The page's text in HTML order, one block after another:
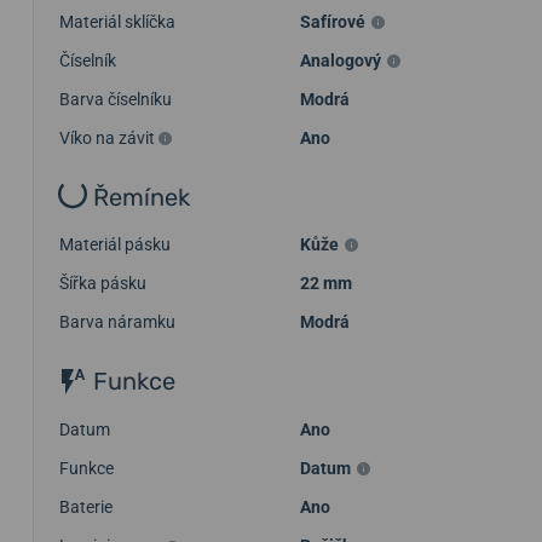
Materiál sklíčka
Safírové
Číselník
Analogový
Barva číselníku
Modrá
Víko na závit
Ano
Řemínek
Materiál pásku
Kůže
Šířka pásku
22 mm
Barva náramku
Modrá
Funkce
Datum
Ano
Funkce
Datum
Baterie
Ano